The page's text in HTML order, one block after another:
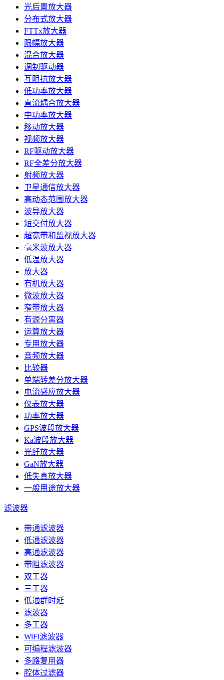
光后置放大器
分布式放大器
FTTx放大器
限幅放大器
混合放大器
调制驱动器
互阻抗放大器
低功率放大器
直流耦合放大器
中功率放大器
移动放大器
视频放大器
RF驱动放大器
RF全差分放大器
射频放大器
卫星通信放大器
高动态范围放大器
波导放大器
短交付放大器
超宽带和监视放大器
毫米波放大器
低温放大器
放大器
有机放大器
微波放大器
窄带放大器
有源分离器
运算放大器
专用放大器
音频放大器
比较器
单端转差分放大器
电流感应放大器
仪表放大器
功率放大器
GPS波段放大器
Ka波段放大器
光纤放大器
GaN放大器
低失真放大器
一般用途放大器
滤波器
带通滤波器
低通滤波器
高通滤波器
带阻滤波器
双工器
三工器
低通群时延
滤波器
多工器
WiFi滤波器
可编程滤波器
多路复用器
腔体过滤器